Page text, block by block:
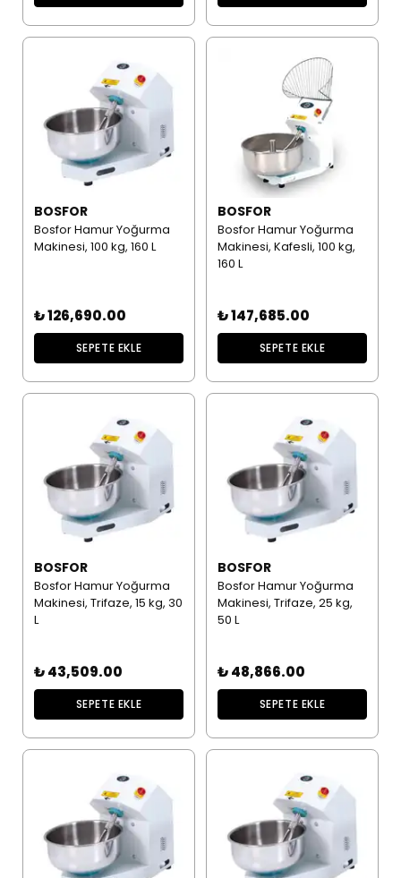
BOSFOR
Bosfor Hamur Yoğurma
Makinesi, 100 kg, 160 L
₺ 126,690.00
SEPETE EKLE
BOSFOR
Bosfor Hamur Yoğurma
Makinesi, Kafesli, 100 kg,
160 L
₺ 147,685.00
SEPETE EKLE
BOSFOR
Bosfor Hamur Yoğurma
Makinesi, Trifaze, 15 kg, 30
L
₺ 43,509.00
SEPETE EKLE
BOSFOR
Bosfor Hamur Yoğurma
Makinesi, Trifaze, 25 kg,
50 L
₺ 48,866.00
SEPETE EKLE